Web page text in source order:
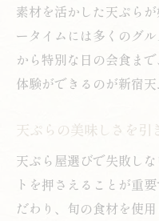
素材を活かした天ぷら
ータイムには多くのグ
から特別な日の会食ま
体験ができるのが新宿天
天ぷらの美味しさを引
天ぷら屋選びで失敗し
トを押さえることが重
だわり、旬の食材を使